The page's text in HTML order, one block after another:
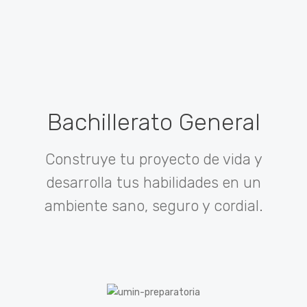
Bachillerato General
Construye tu proyecto de vida y
desarrolla tus habilidades en un
ambiente sano, seguro y cordial.